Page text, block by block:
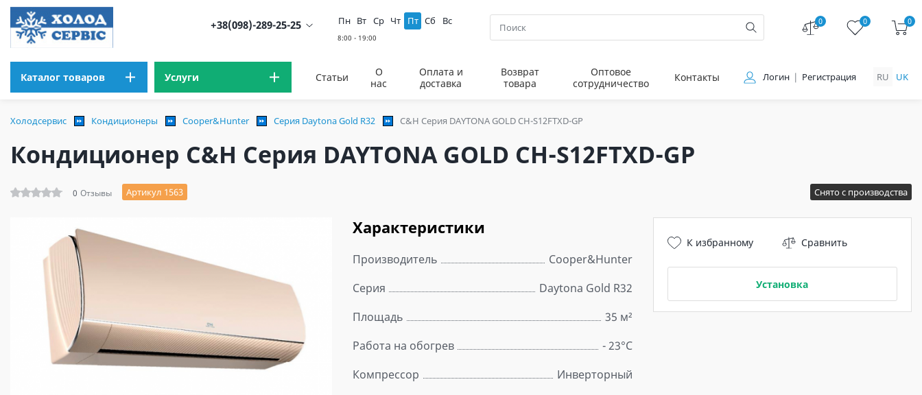
+38(098)-289-25-25 Пн Вт Ср Чт Пт Сб Вс 0 0 0
Каталог товаров Услуги Статьи
О
нас
Оплата и
доставка
Возврат
товара
Оптовое
сотрудничество
Контакты Логин Регистрация RU UK
Холодсервис Кондиционеры Cooper&Hunter Серия Daytona Gold R32 C&H Серия DAYTONA GOLD CH-S12FTXD-GP
Кондиционер C&H Серия DAYTONA GOLD CH-S12FTXD-GP
0 Отзывы Артикул 1563 Снято с производства
Характеристики
Производитель
Cooper&Hunter
Серия
Daytona Gold R32
Площадь
35 м²
Работа на обогрев
- 23°C
Компрессор
Инверторный
К избранному Сравнить
Установка